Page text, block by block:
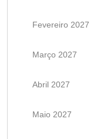
Fevereiro 2027
Março 2027
Abril 2027
Maio 2027